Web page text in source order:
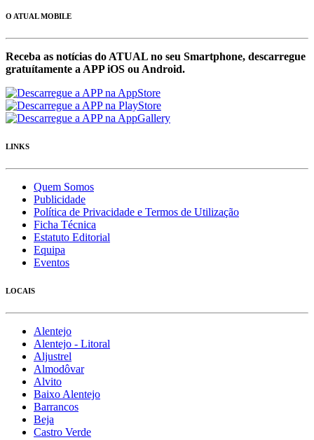
O ATUAL MOBILE
Receba as notícias do ATUAL no seu Smartphone, descarregue
gratuítamente a APP iOS ou Android.
LINKS
Quem Somos
Publicidade
Política de Privacidade e Termos de Utilização
Ficha Técnica
Estatuto Editorial
Equipa
Eventos
LOCAIS
Alentejo
Alentejo - Litoral
Aljustrel
Almodôvar
Alvito
Baixo Alentejo
Barrancos
Beja
Castro Verde